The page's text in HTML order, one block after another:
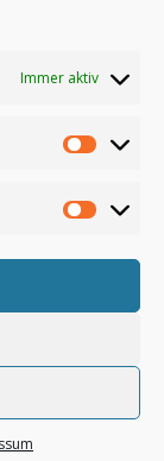
Immer aktiv